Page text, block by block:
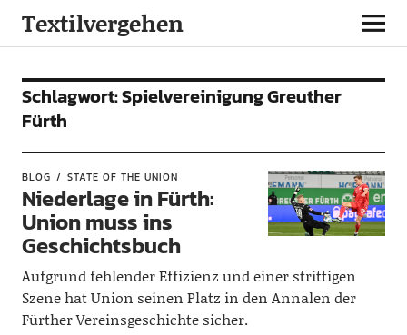
Textilvergehen
Schlagwort:Spielvereinigung Greuther
Fürth
BLOG STATE OF THE UNION
Niederlage in Fürth:
Union muss ins
Geschichtsbuch
Aufgrund fehlender Effizienz und einer strittigen
Szene hat Union seinen Platz in den Annalen der
Fürther Vereinsgeschichte sicher.